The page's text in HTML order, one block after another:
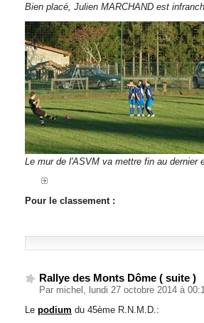
Bien placé, Julien MARCHAND est
Le mur de l'ASVM va mettre fin au dernier
Pour le classement :
Rallye des Monts Dôme ( suite )
Par michel, lundi 27 octobre 2014 à
Le podium du 45ème R.N.M.D.: